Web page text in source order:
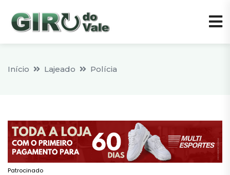
Início Lajeado Polícia
Patrocinado